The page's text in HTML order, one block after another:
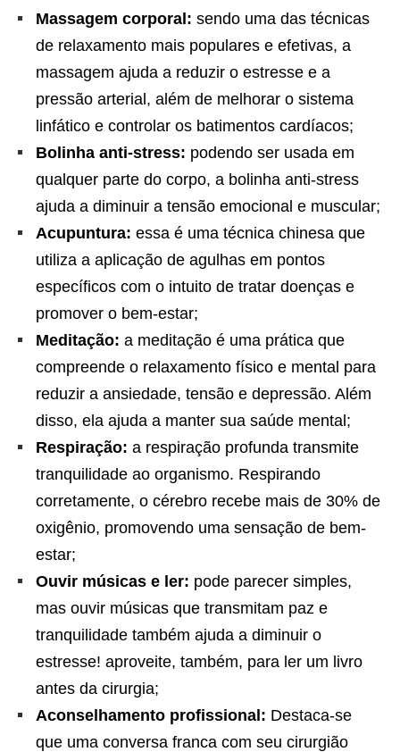
Massagem corporal: sendo uma das técnicas
de relaxamento mais populares e efetivas, a
massagem ajuda a reduzir o estresse e a
pressão arterial, além de melhorar o sistema
linfático e controlar os batimentos cardíacos;
Bolinha anti-stress: podendo ser usada em
qualquer parte do corpo, a bolinha anti-stress
ajuda a diminuir a tensão emocional e muscular;
Acupuntura: essa é uma técnica chinesa que
utiliza a aplicação de agulhas em pontos
específicos com o intuito de tratar doenças e
promover o bem-estar;
Meditação: a meditação é uma prática que
compreende o relaxamento físico e mental para
reduzir a ansiedade, tensão e depressão. Além
disso, ela ajuda a manter sua saúde mental;
Respiração: a respiração profunda transmite
tranquilidade ao organismo. Respirando
corretamente, o cérebro recebe mais de 30% de
oxigênio, promovendo uma sensação de bem-
estar;
Ouvir músicas e ler: pode parecer simples,
mas ouvir músicas que transmitam paz e
tranquilidade também ajuda a diminuir o
estresse! aproveite, também, para ler um livro
antes da cirurgia;
Aconselhamento profissional: Destaca-se
que uma conversa franca com seu cirurgião